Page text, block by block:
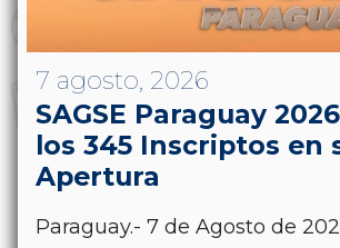
7 agosto, 2026
SAGSE Paraguay
los 345 Inscriptos en
Apertura
Paraguay.- 7 de Agosto de